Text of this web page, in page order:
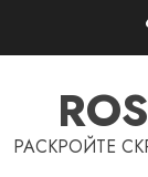
РАСКРОЙТЕ